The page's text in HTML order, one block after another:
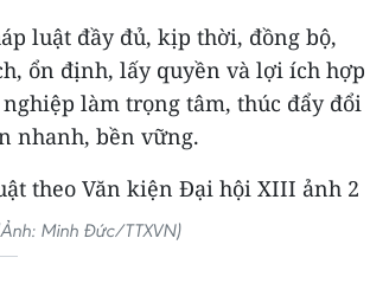
luật đầy đủ, kịp thời, đồng bộ,
ổn định, lấy quyền và lợi ích hợp
làm trọng tâm, thúc đẩy đổi
nhanh, bền vững.
Minh Đức/TTXVN)